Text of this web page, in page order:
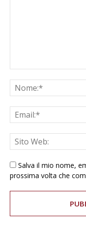
Salva il mio nome,
prossima volta che